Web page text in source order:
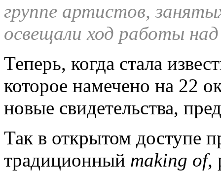
группе артистов,
освещали ход работы
Теперь, когда стала
которое намечено на 22
новые свидетельства,
Так в открытом доступе
традиционный making of,